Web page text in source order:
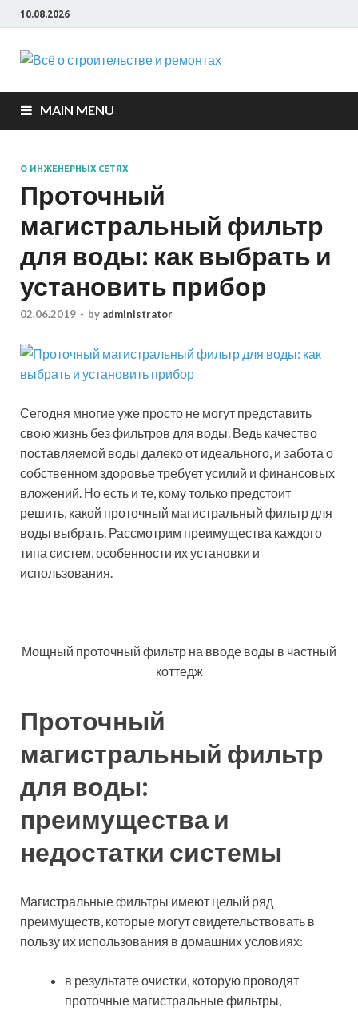
10.08.2026
Всё о
MAIN MENU
О ИНЖЕНЕРНЫХ СЕТЯХ
Проточный
магистральный фильтр
для воды: как выбрать и
установить прибор
02.06.2019 - by administrator
Сегодня многие уже просто не могут представить
свою жизнь без фильтров для воды. Ведь качество
поставляемой воды далеко от идеального, и забота о
собственном здоровье требует усилий и финансовых
вложений. Но есть и те, кому только предстоит
решить, какой проточный магистральный фильтр для
воды выбрать. Рассмотрим преимущества каждого
типа систем, особенности их установки и
использования.
Мощный проточный фильтр на вводе воды в частный
коттедж
Проточный
магистральный фильтр
для воды:
преимущества и
недостатки системы
Магистральные фильтры имеют целый ряд
преимуществ, которые могут свидетельствовать в
пользу их использования в домашних условиях:
в результате очистки, которую проводят
проточные магистральные фильтры,